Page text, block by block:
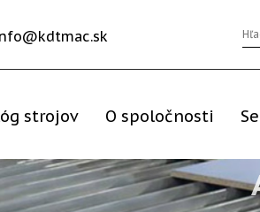
strojov O spoločnosti